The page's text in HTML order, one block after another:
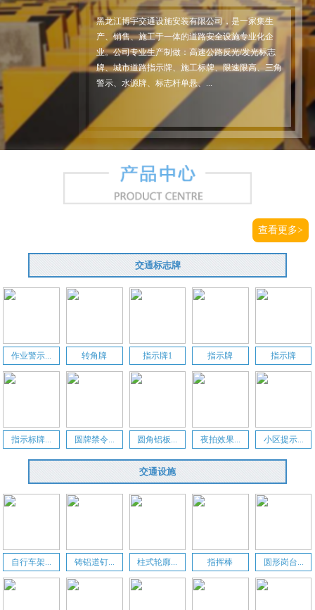
黑龙江博宇交通设施安装有限公司，是一家集生
产、销售、施工于一体的道路安全设施专业化企
业。公司专业生产制做：高速公路反光/发光标志
牌、城市道路指示牌、施工标牌、限速限高、三角
警示、水源牌、标志杆单悬、...
查看更多>
交通标志牌
作业警示... 转角牌 指示牌1 指示牌 指示牌
指示标牌... 圆牌禁令... 圆角铝板... 夜拍效果... 小区提示...
交通设施
自行车架... 铸铝道钉... 柱式轮廓... 指挥棒 圆形岗台...